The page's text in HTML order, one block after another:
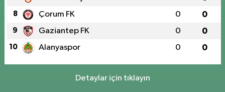
8 Çorum FK 0 0
9 Gaziantep FK 0 0
10 Alanyaspor 0 0
Detaylar için tıklayın